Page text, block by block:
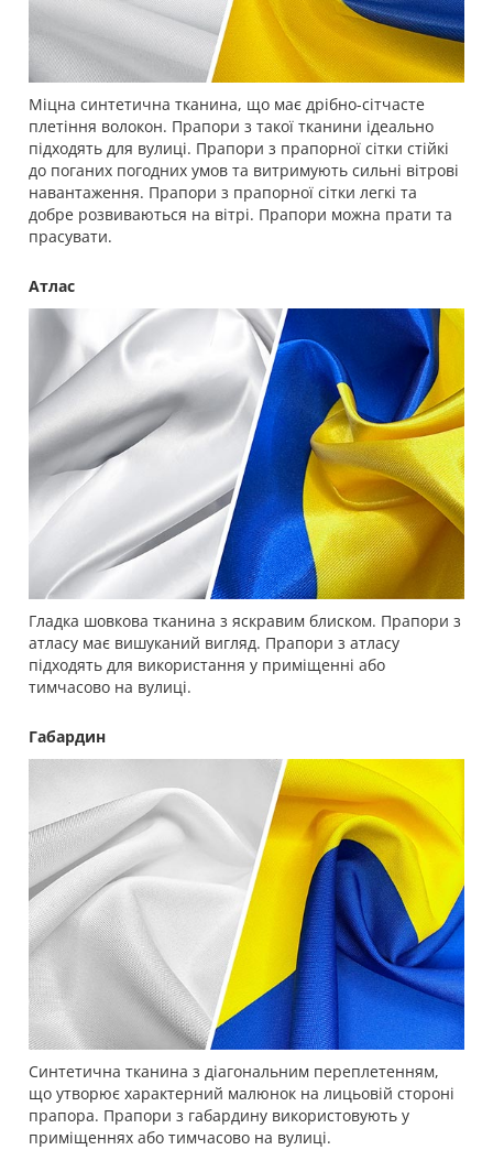
Міцна синтетична тканина, що має дрібно-сітчасте
плетіння волокон. Прапори з такої тканини ідеально
підходять для вулиці. Прапори з прапорної сітки стійкі
до поганих погодних умов та витримують сильні вітрові
навантаження. Прапори з прапорної сітки легкі та
добре розвиваються на вітрі. Прапори можна прати та
прасувати.
Атлас
Гладка шовкова тканина з яскравим блиском. Прапори з
атласу має вишуканий вигляд. Прапори з атласу
підходять для використання у приміщенні або
тимчасово на вулиці.
Габардин
Синтетична тканина з діагональним переплетенням,
що утворює характерний малюнок на лицьовій стороні
прапора. Прапори з габардину використовують у
приміщеннях або тимчасово на вулиці.